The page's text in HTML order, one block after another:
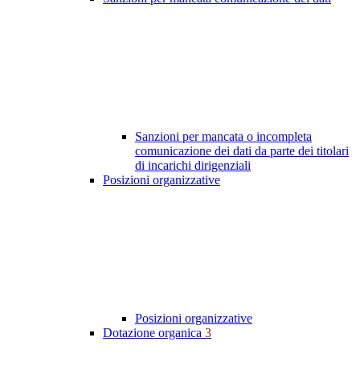
Sanzioni per mancata o incompleta
comunicazione dei dati da parte dei titolari
di incarichi dirigenziali
Posizioni organizzative
Posizioni organizzative
Dotazione organica 3